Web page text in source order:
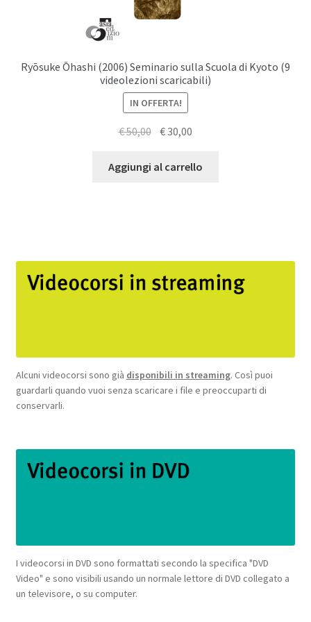
Ryōsuke Ōhashi (2006) Seminario sulla Scuola di Kyoto (9
videolezioni scaricabili)
IN OFFERTA!
€50,00
originale
€30,00
attuale
Aggiungi al carrello
Alcuni videocorsi sono già disponibili in streaming. Così puoi
guardarli quando vuoi senza scaricare i file e preoccuparti di
conservarli.
I videocorsi in DVD sono formattati secondo la specifica "DVD
Video" e sono visibili usando un normale lettore di DVD collegato a
un televisore, o su computer.